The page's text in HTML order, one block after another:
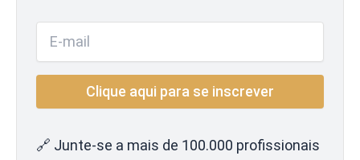
🔗 Junte-se a mais de 100.000 profissionais